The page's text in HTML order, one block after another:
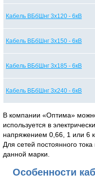
Кабель ВБбШнг 3х120 - 6кВ
Кабель ВБбШнг 3х150 - 6кВ
Кабель ВБбШнг 3х185 - 6кВ
Кабель ВБбШнг 3х240 - 6кВ
В компании «Оптима»
используется в
напряжением 0,66, 1 или 6
Для сетей постоянного
данной марки.
Особенности